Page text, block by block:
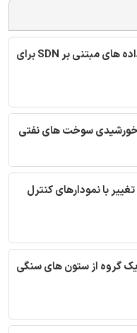
ترجمه مقاله امنیت انتقال داده های مبتنی بر SDN برای
خورشیدی سوخت های نفتی
با نمودارهای کنترل
گروه از ستون های سنگی